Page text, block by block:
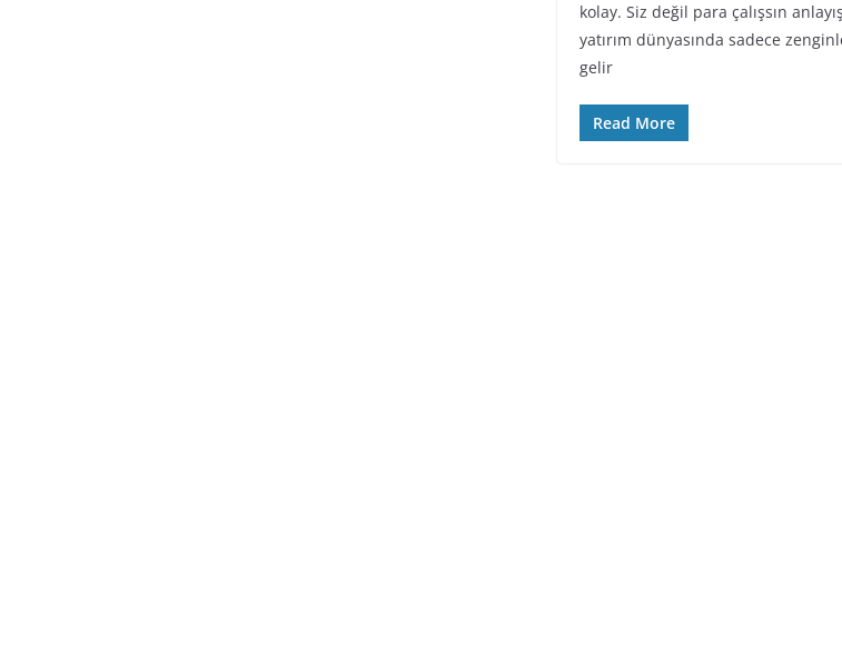
kolay. Siz değil para çalışsın
yatırım dünyasında sadece
gelir
Read More